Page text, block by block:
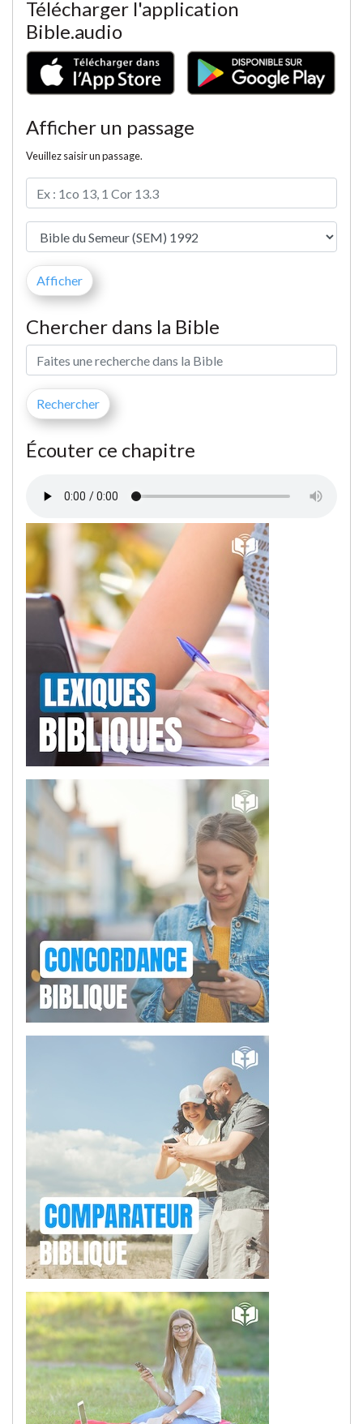
Télécharger l'application
Bible.audio
Afficher un passage
Veuillez saisir un passage.
Chercher dans la Bible
Écouter ce chapitre